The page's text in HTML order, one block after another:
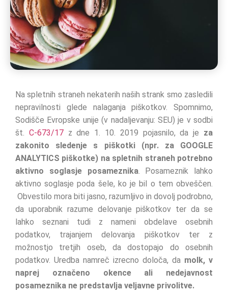
Na spletnih straneh nekaterih naših strank smo zasledili
nepravilnosti glede nalaganja piškotkov. Spomnimo,
Sodišče Evropske unije (v nadaljevanju: SEU) je v sodbi
št. C-673/17z dne 1. 10. 2019 pojasnilo, da je za
zakonito sledenje s piškotki (npr. za GOOGLE
ANALYTICS piškotke) na spletnih straneh potrebno
aktivno soglasje posameznika. Posameznik lahko
aktivno soglasje poda šele, ko je bil o tem obveščen.
Obvestilo mora biti jasno, razumljivo in dovolj podrobno,
da uporabnik razume delovanje piškotkov ter da se
lahko seznani tudi z nameni obdelave osebnih
podatkov, trajanjem delovanja piškotkov ter z
možnostjo tretjih oseb, da dostopajo do osebnih
podatkov. Uredba namreč izrecno določa, da molk, v
naprej označeno okence ali nedejavnost
posameznika ne predstavlja veljavne privolitve.